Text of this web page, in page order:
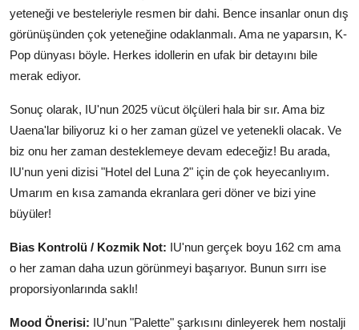
yeteneği ve besteleriyle resmen bir dahi. Bence insanlar onun dış
görünüşünden çok yeteneğine odaklanmalı. Ama ne yaparsın, K-
Pop dünyası böyle. Herkes idollerin en ufak bir detayını bile
merak ediyor.
Sonuç olarak, IU'nun 2025 vücut ölçüleri hala bir sır. Ama biz
Uaena'lar biliyoruz ki o her zaman güzel ve yetenekli olacak. Ve
biz onu her zaman desteklemeye devam edeceğiz! Bu arada,
IU'nun yeni dizisi "Hotel del Luna 2" için de çok heyecanlıyım.
Umarım en kısa zamanda ekranlara geri döner ve bizi yine
büyüler!
Bias Kontrolü / Kozmik Not: IU'nun gerçek boyu 162 cm ama
o her zaman daha uzun görünmeyi başarıyor. Bunun sırrı ise
proporsiyonlarında saklı!
Mood Önerisi: IU'nun "Palette" şarkısını dinleyerek hem nostalji